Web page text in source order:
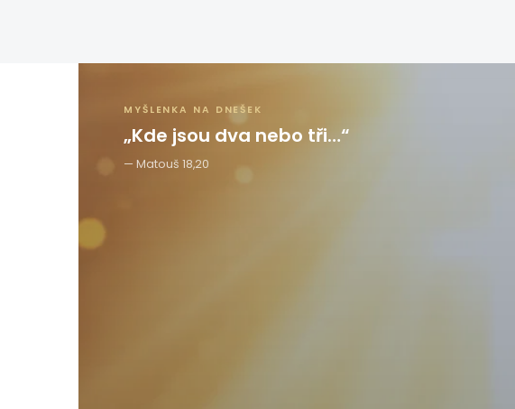
MYŠLENKA NA DNEŠEK
„Kde jsou dva nebo tři…“
Matouš 18,20